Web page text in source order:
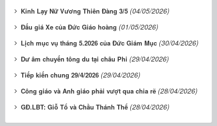
Kinh Lạy Nữ Vương Thiên Đàng 3/5 (04/05/2026)
Đấu giá Xe của Đức Giáo hoàng (01/05/2026)
Lịch mục vụ tháng 5.2026 của Đức Giám Mục (30/04/2026)
Dư âm chuyến tông du tại châu Phi (29/04/2026)
Tiếp kiến chung 29/4/2026 (29/04/2026)
Công giáo và Anh giáo phải vượt qua chia rẽ (28/04/2026)
GĐ.LBT: Giỗ Tổ và Chầu Thánh Thể (28/04/2026)